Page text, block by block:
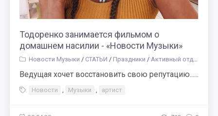
Тодоренко занимается фильмом о
домашнем насилии - «Новости Музыки»
Новости Музыки / СТАТЬИ / Праздники / Активный отдых
Ведущая хочет восстановить свою репутацию......
Новости , Музыки , артист